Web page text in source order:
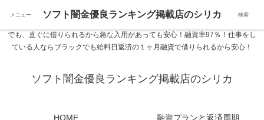
ソフト闇金優良ランキング 中小消費者金融在籍確認なし シリカなら24時間
でも、直ぐに借りられるから急な入用があっても安心！融資率97％！仕事をし
ている人ならブラックでも給料日返済の１ヶ月融資で借りられるから安心！
ソフト闇金優良ランキング掲載店のシリカ
HOME 融資プランと返済周期
メニュー ソフト闇金優良ランキング掲載店のシリカ 検索